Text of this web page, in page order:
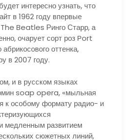
интересно узнать, что
в 1962 году впервые
Beatles Ринго Старр, а
очарует сорт роз Port
оттенка,
в 2007 году.
и в русском языках
soap opera, «мыльная
к особому формату радио- и
медленным развитием
сюжетных линий,